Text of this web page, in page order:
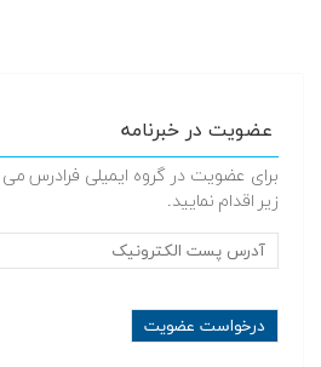
عضویت در خبرنامه
برای عضویت در گروه ایمیلی فرادرس می
زیر اقدام نمایید.